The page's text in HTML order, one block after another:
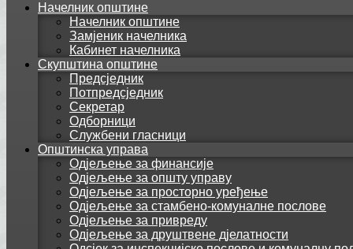
Начелник општине
Начелник општине
Замјеник начелника
Кабинет начелника
Скупштина општине
Предсједник
Потпредсједник
Секретар
Одборници
Службени гласници
Општинска управа
Одјељење за финансије
Одјељење за општу управу
Одјељење за просторно уређење
Одјељење за стамбено-комуналне послове
Одјељење за привреду
Одјељење за друштвене дјелатности